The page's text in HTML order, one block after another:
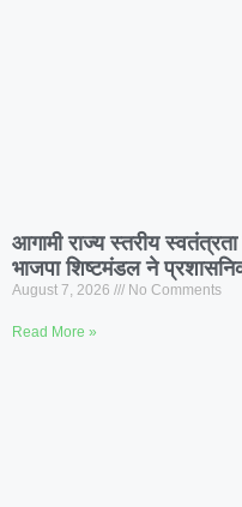
आगामी राज्य स्तरीय
भाजपा शिष्टमंडल ने
August 7, 2026 No Comments
Read More »